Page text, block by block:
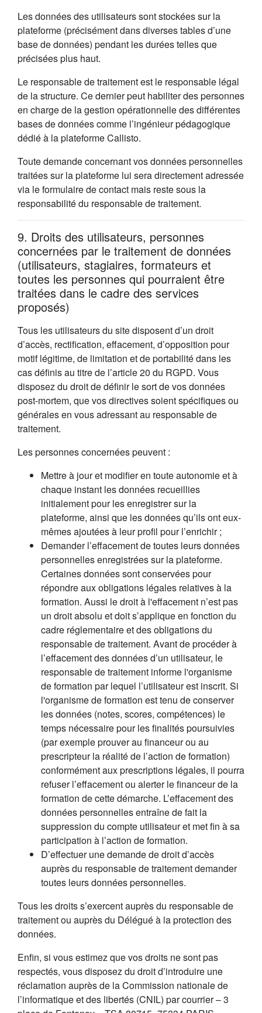
Les données des utilisateurs sont stockées sur la
plateforme (précisément dans diverses tables d’une
base de données) pendant les durées telles que
précisées plus haut.
Le responsable de traitement est le responsable légal
de la structure. Ce dernier peut habiliter des personnes
en charge de la gestion opérationnelle des différentes
bases de données comme l’ingénieur pédagogique
dédié à la plateforme Callisto.
Toute demande concernant vos données personnelles
traitées sur la plateforme lui sera directement adressée
via le formulaire de contact mais reste sous la
responsabilité du responsable de traitement.
9. Droits des utilisateurs, personnes
concernées par le traitement de données
(utilisateurs, stagiaires, formateurs et
toutes les personnes qui pourraient être
traitées dans le cadre des services
proposés)
Tous les utilisateurs du site disposent d’un droit
d’accès, rectification, effacement, d’opposition pour
motif légitime, de limitation et de portabilité dans les
cas définis au titre de l’article 20 du RGPD. Vous
disposez du droit de définir le sort de vos données
post-mortem, que vos directives soient spécifiques ou
générales en vous adressant au responsable de
traitement.
Les personnes concernées peuvent :
Mettre à jour et modifier en toute autonomie et à
chaque instant les données recueillies
initialement pour les enregistrer sur la
plateforme, ainsi que les données qu’ils ont eux-
mêmes ajoutées à leur profil pour l’enrichir ;
Demander l’effacement de toutes leurs données
personnelles enregistrées sur la plateforme.
Certaines données sont conservées pour
répondre aux obligations légales relatives à la
formation. Aussi le droit à l'effacement n’est pas
un droit absolu et doit s’applique en fonction du
cadre réglementaire et des obligations du
responsable de traitement. Avant de procéder à
l’effacement des données d’un utilisateur, le
responsable de traitement informe l'organisme
de formation par lequel l’utilisateur est inscrit. Si
l'organisme de formation est tenu de conserver
les données (notes, scores, compétences) le
temps nécessaire pour les finalités poursuivies
(par exemple prouver au financeur ou au
prescripteur la réalité de l’action de formation)
conformément aux prescriptions légales, il pourra
refuser l’effacement ou alerter le financeur de la
formation de cette démarche. L’effacement des
données personnelles entraîne de fait la
suppression du compte utilisateur et met fin à sa
participation à l’action de formation.
D’effectuer une demande de droit d’accès
auprès du responsable de traitement demander
toutes leurs données personnelles.
Tous les droits s’exercent auprès du responsable de
traitement ou auprès du Délégué à la protection des
données.
Enfin, si vous estimez que vos droits ne sont pas
respectés, vous disposez du droit d’introduire une
réclamation auprès de la Commission nationale de
l’informatique et des libertés (CNIL) par courrier – 3